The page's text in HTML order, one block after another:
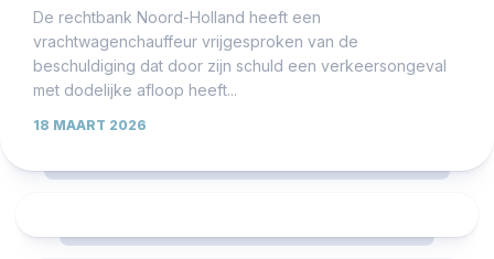
De rechtbank Noord-Holland heeft een
vrachtwagenchauffeur vrijgesproken van de
beschuldiging dat door zijn schuld een verkeersongeval
met dodelijke afloop heeft...
18 MAART 2026